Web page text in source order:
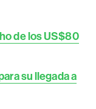
de los US$80
su llegada a